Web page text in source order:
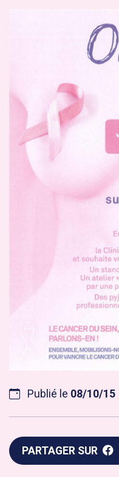
Publié le 08/10/15
PARTAGER SUR